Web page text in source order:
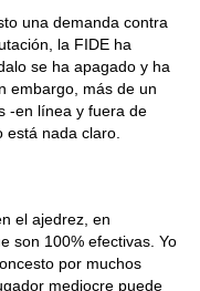
una demanda contra
la FIDE ha
se ha apagado y ha
embargo, más de un
-en línea y fuera de
nada claro.
el ajedrez, en
son 100% efectivas. Yo
por muchos
mediocre puede